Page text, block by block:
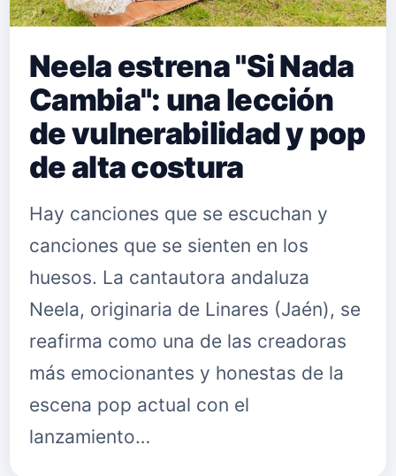
Neela estrena "Si Nada
Cambia": una lección
de vulnerabilidad y pop
de alta costura
Hay canciones que se escuchan y
canciones que se sienten en los
huesos. La cantautora andaluza
Neela, originaria de Linares (Jaén), se
reafirma como una de las creadoras
más emocionantes y honestas de la
escena pop actual con el
lanzamiento…